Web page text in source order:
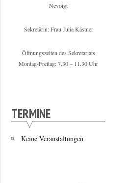
Nevoigt
Sekretärin: Frau Julia Kästner
Öffnungszeiten des Sekretariats
Montag-Freitag: 7.30 – 11.30 Uhr
TERMINE
Keine Veranstaltungen